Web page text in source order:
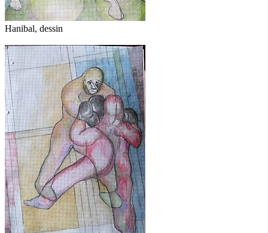
Hanibal, dessin